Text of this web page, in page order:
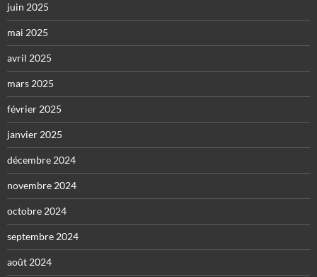
juin 2025
mai 2025
avril 2025
mars 2025
février 2025
janvier 2025
décembre 2024
novembre 2024
octobre 2024
septembre 2024
août 2024